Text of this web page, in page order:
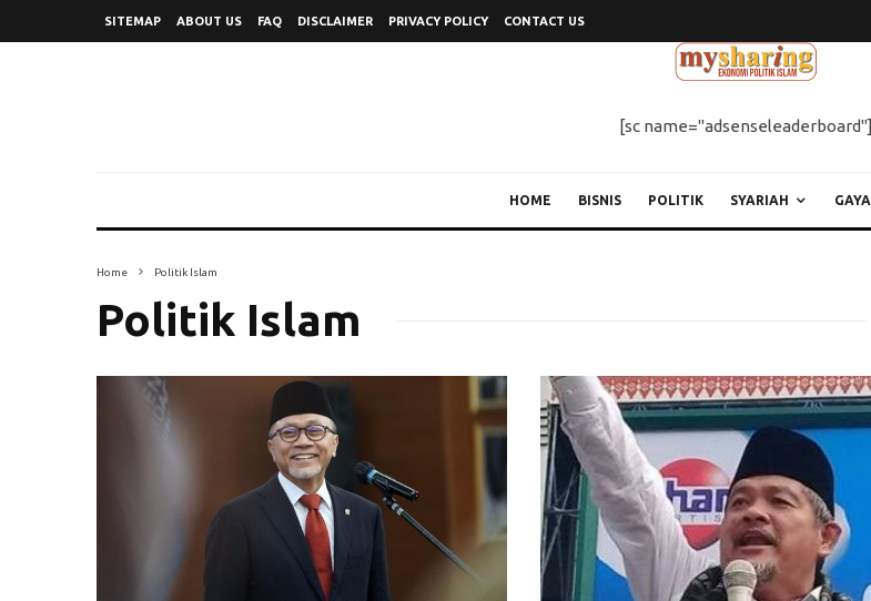
SITEMAP ABOUT US FAQ DISCLAIMER PRIVACY POLICY CONTACT US
[sc name="adsenseleaderboard"]
HOME BISNIS POLITIK SYARIAH GAYA
Home Politik Islam
Politik Islam